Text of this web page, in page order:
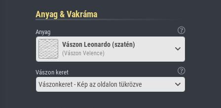
Anyag & Vakráma
Anyag
Vászon Leonardo (szatén)
(Vászon Velence)
Vászon keret
Vászonkeret - Kép az oldalon tükrözve